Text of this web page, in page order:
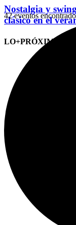
Nostalgia y
clásico en el
LO+PRÓXIMO
42 eventos